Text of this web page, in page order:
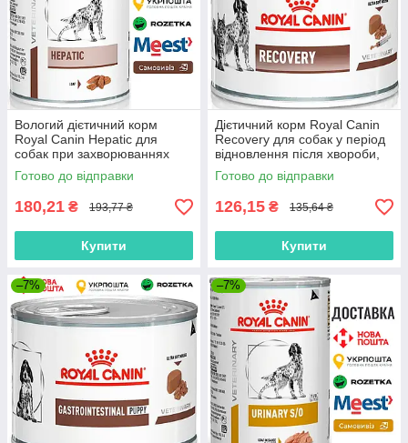
Вологий дієтичний корм
Royal Canin Hepatic для
собак при захворюваннях
печінки, 420 г
Готово до відправки
180,21 ₴ 193,77 ₴
Купити
Дієтичний корм Royal Canin
Recovery для собак у період
відновлення після хвороби,
195 г
Готово до відправки
126,15 ₴ 135,64 ₴
Купити
–7% –7%